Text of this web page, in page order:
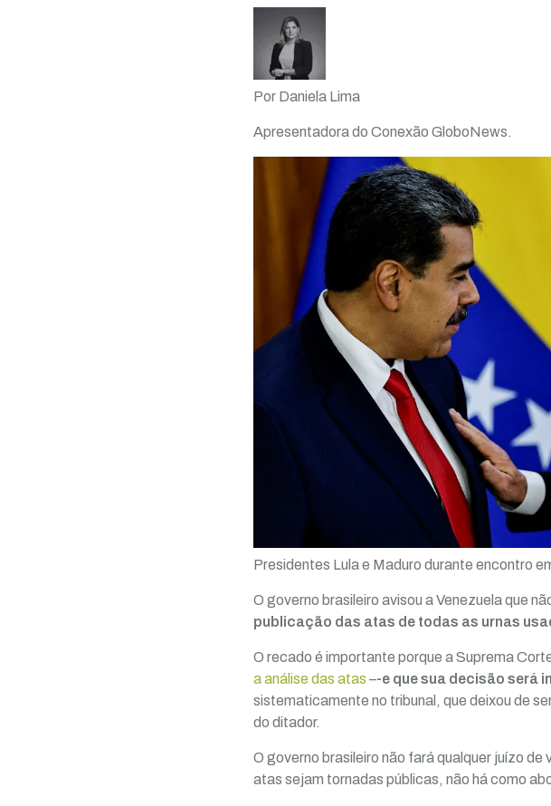
Por Daniela Lima
Apresentadora do Conexão GloboNews.
Presidentes Lula e Maduro durante encontro
O governo brasileiro avisou a Venezuela que
publicação das atas de todas as urnas
O recado é importante porque a Suprema
a análise das atas –-e que sua decisão será
sistematicamente no tribunal, que deixou de
do ditador.
O governo brasileiro não fará qualquer juízo
atas sejam tornadas públicas, não há como